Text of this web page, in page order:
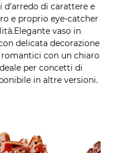
d'arredo di carattere e
e proprio eye-catcher
vaso in
delicata decorazione
con un chiaro
per concetti di
in altre versioni.